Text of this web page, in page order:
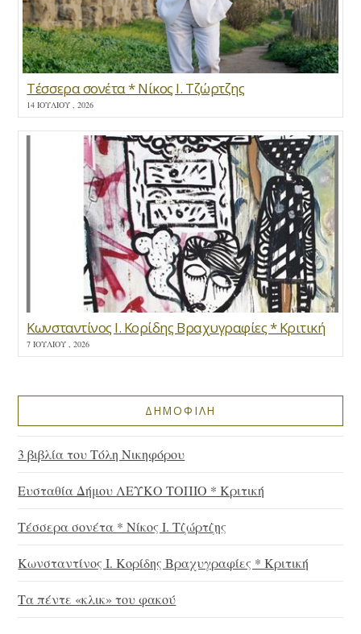
Τέσσερα σονέτα * Νίκος Ι. Τζώρτζης
14 ΙΟΥΛΊΟΥ , 2026
Κωνσταντίνος Ι. Κορίδης Βραχυγραφίες * Κριτική
7 ΙΟΥΛΊΟΥ , 2026
ΔΗΜΟΦΙΛΗ
3 βιβλία του Τόλη Νικηφόρου
Ευσταθία Δήμου ΛΕΥΚΟ ΤΟΠΙΟ * Κριτική
Τέσσερα σονέτα * Νίκος Ι. Τζώρτζης
Κωνσταντίνος Ι. Κορίδης Βραχυγραφίες * Κριτική
Τα πέντε «κλικ» του φακού